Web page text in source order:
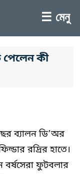
☰ মেনু
পেলেন কী
ব্যালন ডি’অর
রদ্রির হাতে।
বর্ষসেরা ফুটবলার